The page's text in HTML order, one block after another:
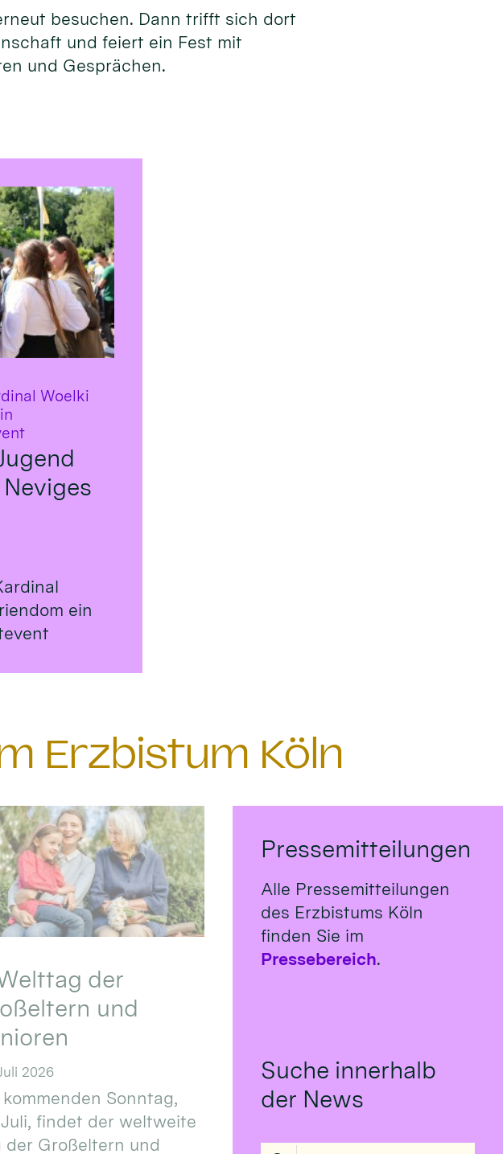
besuchen. Dann trifft sich dort
und feiert ein Fest mit
und Gesprächen.
Woelki
:
ein
Erzbistum Köln
der
und
2026
kommenden Sonntag,
findet der weltweite
der Großeltern und
Pressemitteilungen
Alle Pressemitteilungen
des Erzbistums Köln
finden Sie im
Pressebereich.
Suche innerhalb
der News